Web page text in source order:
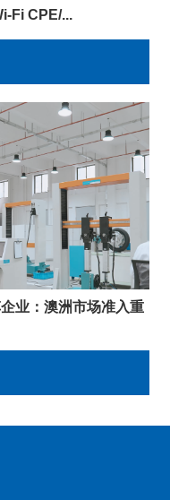
Fi CPE/...
业：澳洲市场准入重